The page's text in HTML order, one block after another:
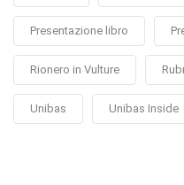
Presentazione libro
Rionero in Vulture
Unibas Unibas Inside